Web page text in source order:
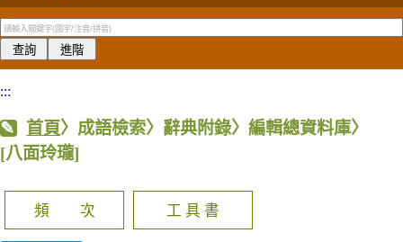
:::
首頁〉成語檢索〉辭典附錄〉編輯總資料庫〉
[八面玲瓏]
頻 次 工 具 書